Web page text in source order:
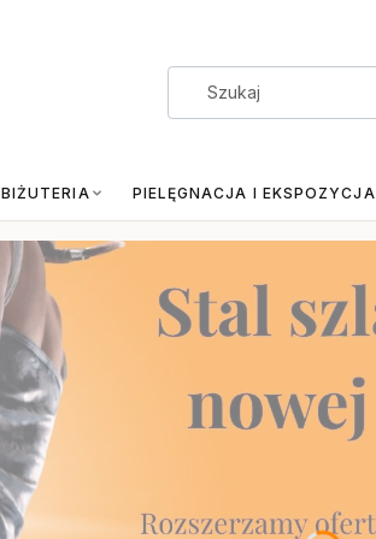
BIŻUTERIA PIELĘGNACJA I EKSPOZYCJA